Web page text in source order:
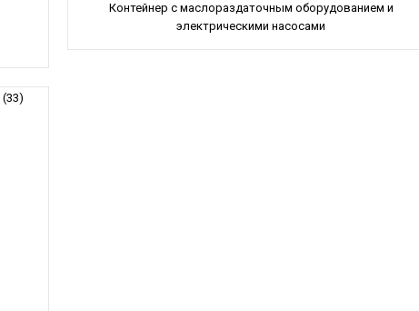
Контейнер с маслораздаточным оборудованием и
электрическими насосами
(33)